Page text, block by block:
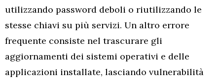
utilizzando password deboli o riutilizzando le
stesse chiavi su più servizi. Un altro errore
frequente consiste nel trascurare gli
aggiornamenti dei sistemi operativi e delle
applicazioni installate, lasciando vulnerabilità